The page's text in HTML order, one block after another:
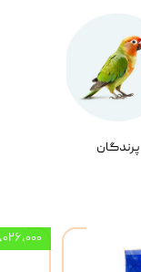
پرندگان
۱,۰۲۶,۰۰۰